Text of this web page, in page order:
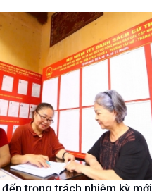
Góc nhìn VOV1
trọng trách nhiệm kỳ mới